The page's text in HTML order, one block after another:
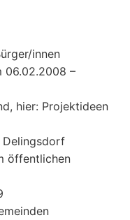
innen
06.02.2008 –
hier: Projektideen
Delingsdorf
öffentlichen